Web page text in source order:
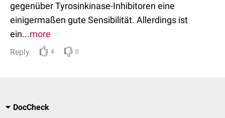
gegenüber Tyrosinkinase-Inhibitoren eine
einigermaßen gute Sensibilität. Allerdings ist
ein...more
Reply 4 0
DocCheck